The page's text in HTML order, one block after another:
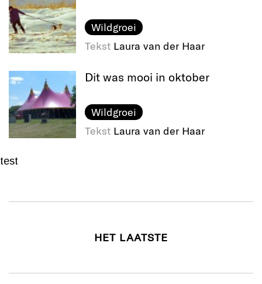
Wildgroei
Tekst Laura van der Haar
Dit was mooi in oktober
Wildgroei
Tekst Laura van der Haar
test
HET LAATSTE